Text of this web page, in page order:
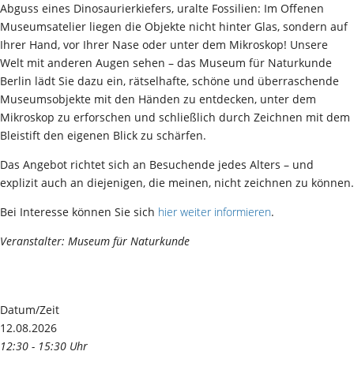
Abguss eines Dinosaurierkiefers, uralte Fossilien: Im Offenen
Museumsatelier liegen die Objekte nicht hinter Glas, sondern auf
Ihrer Hand, vor Ihrer Nase oder unter dem Mikroskop! Unsere
Welt mit anderen Augen sehen – das Museum für Naturkunde
Berlin lädt Sie dazu ein, rätselhafte, schöne und überraschende
Museumsobjekte mit den Händen zu entdecken, unter dem
Mikroskop zu erforschen und schließlich durch Zeichnen mit dem
Bleistift den eigenen Blick zu schärfen.
Das Angebot richtet sich an Besuchende jedes Alters – und
explizit auch an diejenigen, die meinen, nicht zeichnen zu können.
Bei Interesse können Sie sich hier weiter informieren.
Veranstalter: Museum für Naturkunde
Datum/Zeit
12.08.2026
12:30 - 15:30 Uhr